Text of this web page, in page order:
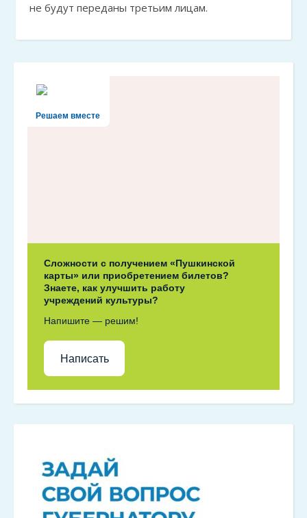
не будут переданы третьим лицам.
Решаем вместе
Сложности с получением «Пушкинской
карты» или приобретением билетов?
Знаете, как улучшить работу
учреждений культуры?
Напишите — решим!
Написать